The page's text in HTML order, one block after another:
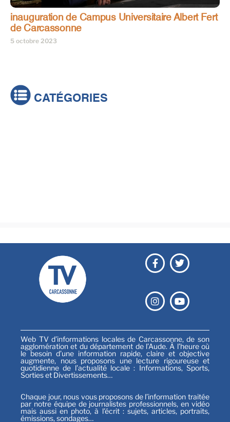
inauguration de Campus Universitaire Albert Fert
de Carcassonne
5 octobre 2023
CATÉGORIES
Web TV d’informations locales de Carcassonne, de son
agglomération et du département de l’Aude. À l’heure où
le besoin d’une information rapide, claire et objective
augmente, nous proposons une lecture rigoureuse et
quotidienne de l’actualité locale : Informations, Sports,
Sorties et Divertissements…
Chaque jour, nous vous proposons de l’information traitée
par notre équipe de journalistes professionnels, en vidéo
mais aussi en photo, à l’écrit : sujets, articles, portraits,
émissions, sondages…